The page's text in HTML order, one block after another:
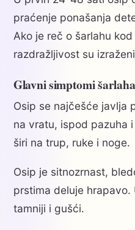
praćenje ponašanja
Ako je reč o šarlahu
razdražljivost su
Glavni simptomi šarlaha
Osip se najčešće javlja
na vratu, ispod pazuha
širi na trup, ruke i noge.
Osip je sitnozrnast,
prstima deluje
tamniji i gušći.